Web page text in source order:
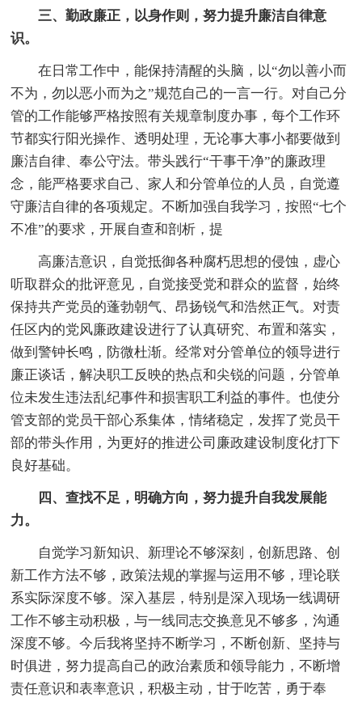
三、勤政廉正，以身作则，努力提升廉洁自律意
识。
在日常工作中，能保持清醒的头脑，以“勿以善小而
不为，勿以恶小而为之”规范自己的一言一行。对自己分
管的工作能够严格按照有关规章制度办事，每个工作环
节都实行阳光操作、透明处理，无论事大事小都要做到
廉洁自律、奉公守法。带头践行“干事干净”的廉政理
念，能严格要求自己、家人和分管单位的人员，自觉遵
守廉洁自律的各项规定。不断加强自我学习，按照“七个
不准”的要求，开展自查和剖析，提
高廉洁意识，自觉抵御各种腐朽思想的侵蚀，虚心
听取群众的批评意见，自觉接受党和群众的监督，始终
保持共产党员的蓬勃朝气、昂扬锐气和浩然正气。对责
任区内的党风廉政建设进行了认真研究、布置和落实，
做到警钟长鸣，防微杜渐。经常对分管单位的领导进行
廉正谈话，解决职工反映的热点和尖锐的问题，分管单
位未发生违法乱纪事件和损害职工利益的事件。也使分
管支部的党员干部心系集体，情绪稳定，发挥了党员干
部的带头作用，为更好的推进公司廉政建设制度化打下
良好基础。
四、查找不足，明确方向，努力提升自我发展能
力。
自觉学习新知识、新理论不够深刻，创新思路、创
新工作方法不够，政策法规的掌握与运用不够，理论联
系实际深度不够。深入基层，特别是深入现场一线调研
工作不够主动积极，与一线同志交换意见不够多，沟通
深度不够。今后我将坚持不断学习，不断创新、坚持与
时俱进，努力提高自己的政治素质和领导能力，不断增
责任意识和表率意识，积极主动，甘于吃苦，勇于奉